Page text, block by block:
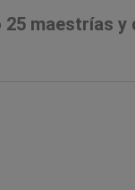
25 maestrías y